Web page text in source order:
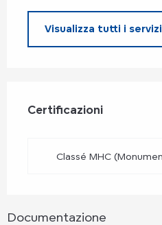
Visualizza tutti i servizi
Certificazioni
Certificazioni
Classé MHC
Documentazione